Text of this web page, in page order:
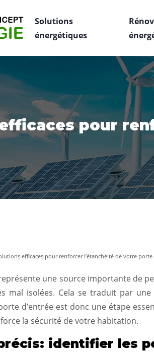
Solutions
énergétiques
pour
efficaces pour renforcer l’étanchéité de votre porte
une source importante de
mal isolées. Cela se traduit par
d’entrée est donc une étape
la sécurité de votre habitation.
identifier les